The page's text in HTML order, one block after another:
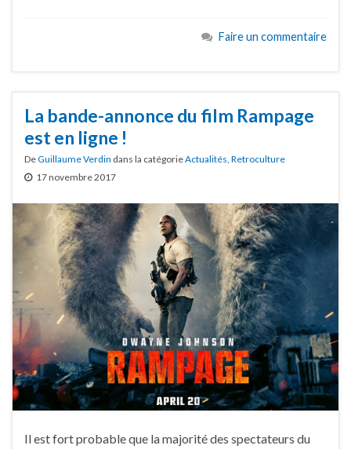
Faire un commentaire
La bande-annonce du film Rampage
est en ligne !
DeGuillaume Verdin dans la catégorieActualités, Retroculture
17 novembre 2017
Il est fort probable que la majorité des spectateurs du